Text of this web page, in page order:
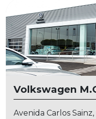
Volkswagen
Avenida Carlos Sainz,